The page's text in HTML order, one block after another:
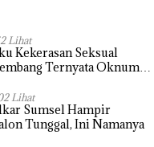
Lihat
Kekerasan Seksual
Ternyata Oknum
Lihat
Sumsel Hampir
Tunggal, Ini Namanya